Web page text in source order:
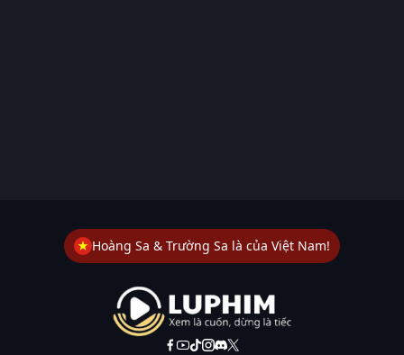
Hoàng Sa & Trường Sa là của Việt Nam!